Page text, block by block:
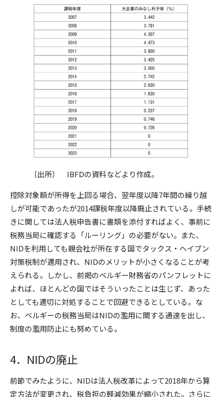
〔出所〕 IBFDの資料などより作成。
控除対象額が所得を上回る場合、翌年度以降7年間の繰り越
しが可能であったが2014課税年度以降廃止されている。手続
きに関しては法人税申告書に書類を添付すればよく、事前に
税務当局に確認する「ルーリング」の必要がない。また、
NIDを利用しても親会社が所在する国でタックス・ヘイブン
対策税制が適用され、NIDのメリットが小さくなることが考
えられる。しかし、前掲のベルギー財務省のパンフレットに
よれば、ほとんどの国ではそういったことは生じず、あった
としても適切に対処することで回避できるとしている。な
お、ベルギーの税務当局はNIDの濫用に関する通達を出し、
制度の濫用防止にも努めている。
4．NIDの廃止
前節でみたように、NIDは法人税改革によって2018年から算
定方法が変更され、税負担の軽減効果が縮小された。さらに